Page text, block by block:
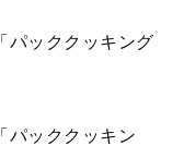
パッククッキング
パッククッキン